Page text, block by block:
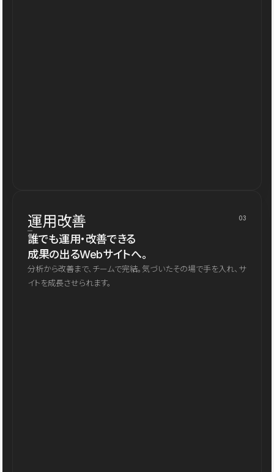
運用改善 03
誰でも運用・改善できる
成果の出るWebサイトへ。
分析から改善まで、チームで完結。気づいたその場で手を入れ、サ
イトを成長させられます。